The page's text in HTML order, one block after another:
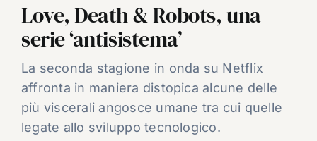
CARRIERE
VIDEO
EVENTI
CHI SIAMO
Love, Death & Robots, una
serie ‘antisistema’
La seconda stagione in onda su Netflix
affronta in maniera distopica alcune delle
più viscerali angosce umane tra cui quelle
legate allo sviluppo tecnologico.